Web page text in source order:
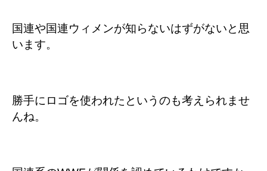
国連や国連ウィメンが知らないはずがないと思
います。
勝手にロゴを使われたというのも考えられませ
んね。